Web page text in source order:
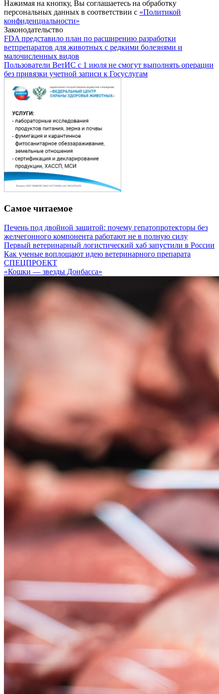
Нажимая на кнопку, Вы соглашаетесь на обработку
персональных данных в соответствии с «Политикой
конфиденциальности»
Законодательство
FDA представило план по расширению разработки
ветпрепаратов для животных с редкими болезнями и
малочисленных видов
Пользователи ВетИС с 1 июля не смогут выполнять операции
без привязки учетной записи к Госуслугам
Самое читаемое
Печень под двойной защитой: почему гепатопротекторы без
желчегонного компонента работают не в полную силу
Первый ветеринарный логистический хаб запустили в России
Как ученые воплощают идею ветеринарного препарата
СПЕЦПРОЕКТ
«Кошки — звезды Донбасса»